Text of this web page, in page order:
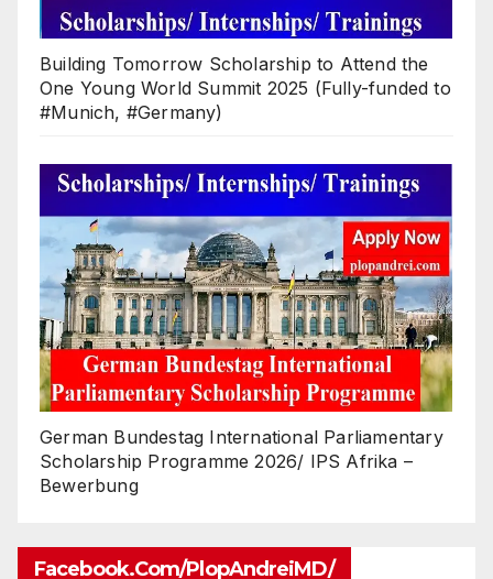
Building Tomorrow Scholarship to Attend the
One Young World Summit 2025 (Fully-funded to
#Munich, #Germany)
German Bundestag International Parliamentary
Scholarship Programme 2026/ IPS Afrika –
Bewerbung
Facebook.com/PlopAndreiMD/